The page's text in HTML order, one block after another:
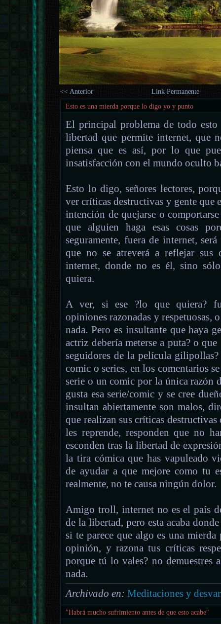
<< Anterior
Link Permanente
Esto es una mierda porque lo digo yo y punto
El principal problema de todo
libertad que permite internet, que
piensa que es así, por lo que
insatisfacción con el mundo oculto
Esto lo digo, señores lectores,
ver críticas destructivas y gente que
intención de quejarse o
que alguien haga esas cosas
seguramente, fuera de internet,
que no se atreverá a reflejar
internet, donde no es él, sino
quiera.
A ver, si ese ?lo que quiera?
opiniones razonadas y respetuosas,
nada. Pero es insultante que haya
actriz debería meterse a puta? o
seguidores de la película
comic o series, en los comentarios
serie o un comic por la única razón
gusta esa serie/comic y se cree
insultan abiertamente son malos,
que realizan sus críticas
les reprende, responden que no
esconden tras la libertad de
la tira cómica que has vapuleado
de ayudar a que mejore como tu
realmente, no te causa ningún dolor.
Amigo troll, internet no es el país
de la libertad, pero esta acaba
si te parece que algo es una
opinión, y razona tus críticas
porque tú lo vales? no demuestres
nada.
Archivado en: Meditaciones y
"Habrá mucho sufrimiento antes de que esto acabe"